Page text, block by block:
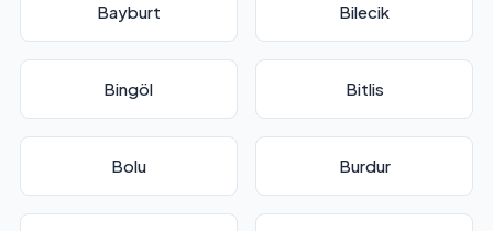
Bayburt Bilecik
Bingöl Bitlis
Bolu Burdur